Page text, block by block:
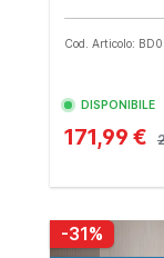
Cod. Articolo:
DISPONIBILE
171,99 €
-31%